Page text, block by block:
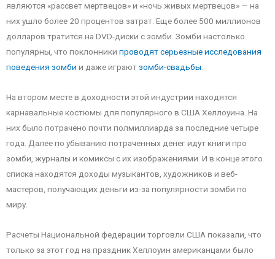
являются «рассвет мертвецов» и «ночь живых мертвецов» — на
них ушло более 20 процентов затрат. Еще более 500 миллионов
долларов тратится на DVD-диски с зомби. Зомби настолько
популярны, что поклонники проводят серьезные исследования
поведения зомби и даже играютзомби-свадьбы
На втором месте в доходности этой индустрии находятся
карнавальные костюмы для популярного в США Хеллоуина. На
них было потрачено почти полмиллиарда за последние четыре
года. Далее по убыванию потраченных денег идут книги про
зомби, журналы и комиксы c их изображениями. И в конце этого
списка находятся доходы музыкантов, художников и веб-
мастеров, получающих деньги из-за популярности зомби по
миру.
Расчеты Национальной федерации торговли США показали, что
только за этот год на праздник Хеллоуин американцами было